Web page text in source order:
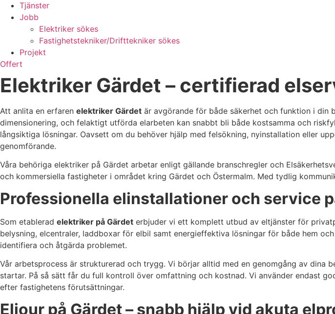
Tjänster
Jobb
Elektriker sökes
Fastighetstekniker/Drifttekniker sökes
Projekt
Offert
Elektriker Gärdet – certifierad
Att anlita en erfaren elektriker Gärdet är avgörande för både säkerhet och funktion i din
dimensionering, och felaktigt utförda elarbeten kan snabbt bli både kostsamma och
långsiktiga lösningar. Oavsett om du behöver hjälp med felsökning, nyinstallation eller
genomförande.
Våra behöriga elektriker på Gärdet arbetar enligt gällande branschregler och
och kommersiella fastigheter i området kring Gärdet och Östermalm. Med tydlig
Professionella elinstallationer och service
Som etablerad elektriker på Gärdet erbjuder vi ett komplett utbud av eltjänster för
belysning, elcentraler, laddboxar för elbil samt energieffektiva lösningar för både hem
identifiera och åtgärda problemet.
Vår arbetsprocess är strukturerad och trygg. Vi börjar alltid med en genomgång av
startar. På så sätt får du full kontroll över omfattning och kostnad. Vi använder endast
efter fastighetens förutsättningar.
Eljour på Gärdet – snabb hjälp vid akuta